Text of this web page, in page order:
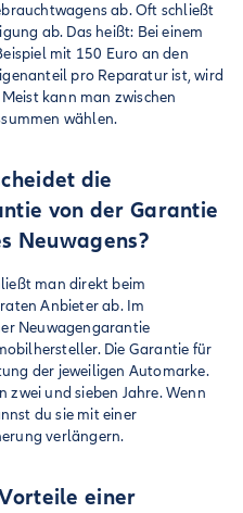
ab. Oft schließt
ab. Das heißt: Bei einem
mit 150 Euro an den
pro Reparatur ist, wird
kann man zwischen
wählen.
die
von der Garantie
Neuwagens?
man direkt beim
Anbieter ab. Im
Neuwagengarantie
Die Garantie für
der jeweiligen Automarke.
zwei und sieben Jahre. Wenn
du sie mit einer
verlängern.
einer